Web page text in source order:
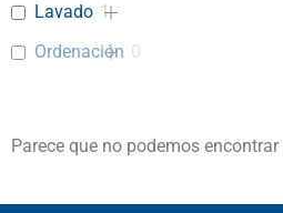
Lavado 1
Ordenación 0
Parece que no podemos